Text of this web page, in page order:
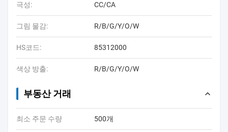
극성: CC/CA
그림 물감: R/B/G/Y/O/W
HS코드: 85312000
색상 방출: R/B/G/Y/O/W
부동산 거래
최소 주문 수량 500개